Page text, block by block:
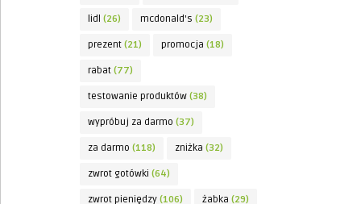
lidl (26) mcdonald's (23)
prezent (21) promocja (18)
rabat (77)
testowanie produktów (38)
wypróbuj za darmo (37)
za darmo (118) zniżka (32)
zwrot gotówki (64)
zwrot pieniędzy (106) żabka (29)